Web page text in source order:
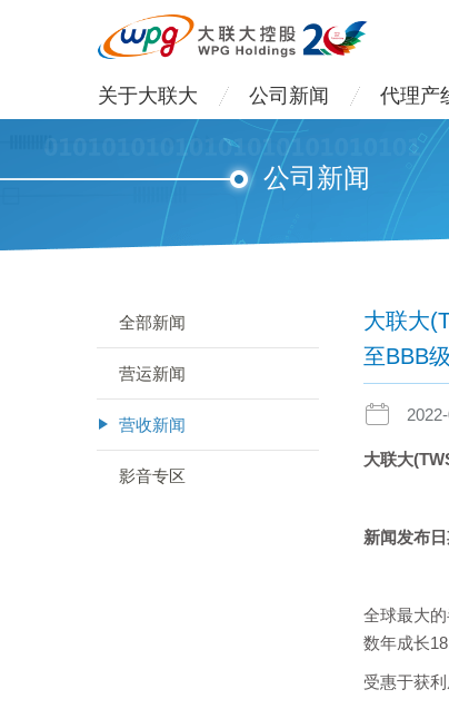
关于大联大 公司新闻 代理产
公司新闻
全部新闻
营运新闻
营收新闻
影音专区
大联大
至BBB
大联大
新闻发布日
全球最大
数年成长
受惠于获